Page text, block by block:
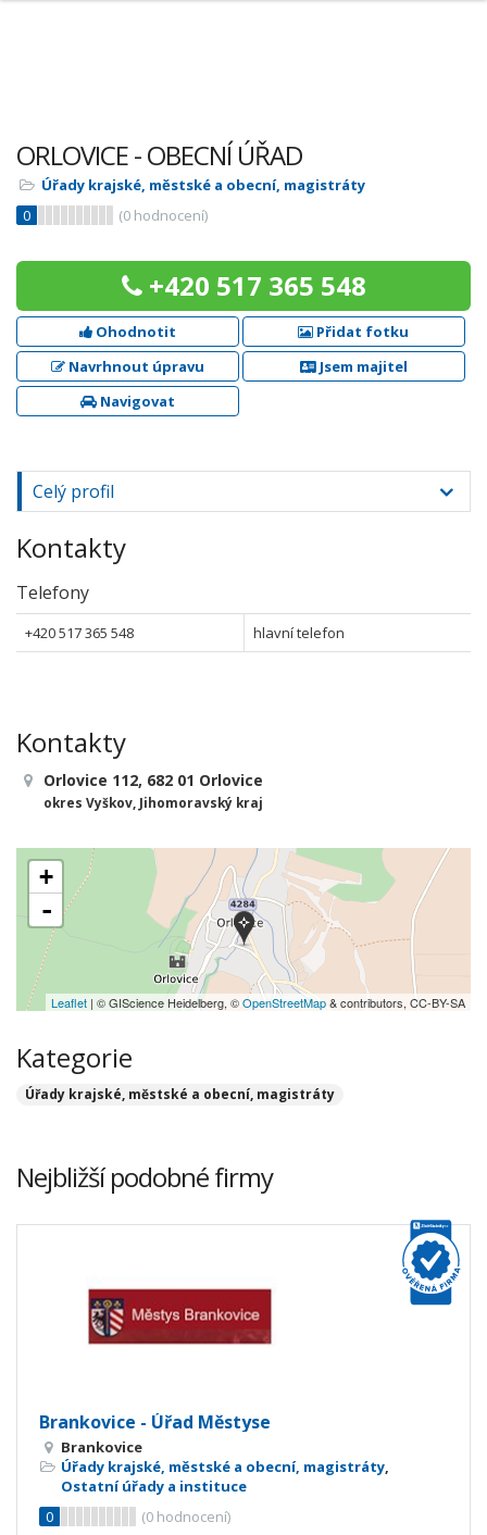
ORLOVICE - OBECNÍ ÚŘAD
Úřady krajské, městské a obecní, magistráty
0
(0 hodnocení)
+420 517 365 548
Ohodnotit
Přidat fotku
Navrhnout úpravu
Jsem majitel
Navigovat
Celý profil
Kontakty
Telefony
+420 517 365 548 hlavní telefon
Kontakty
Orlovice 112, 682 01 Orlovice
okres Vyškov, Jihomoravský kraj
+
-
Leaflet | © GIScience Heidelberg, ©OpenStreetMap& contributors, CC-BY-SA
Kategorie
Úřady krajské, městské a obecní, magistráty
Nejbližší podobné firmy
Brankovice - Úřad Městyse
Brankovice
Úřady krajské, městské a obecní, magistráty,
Ostatní úřady a instituce
0
(0 hodnocení)